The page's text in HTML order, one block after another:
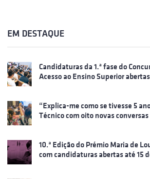
EM DESTAQUE
Candidaturas da 1.ª fase do
Acesso ao Ensino Superior
“Explica-me como se tivesse 5
Técnico com oito novas conversas
10.ª Edição do Prémio Maria de
com candidaturas abertas até 15